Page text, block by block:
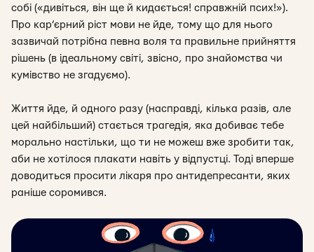
собі («дивіться, він ще й кидається! справжній псих!»).
Про кар’єрний ріст мови не йде, тому що для нього
зазвичай потрібна певна воля та правильне прийняття
рішень (в ідеальному світі, звісно, про знайомства чи
кумівство не згадуємо).
Життя йде, й одного разу (насправді, кілька разів, але
цей найбільший) стається трагедія, яка добиває тебе
морально настільки, що ти не можеш вже зробити так,
аби не хотілося плакати навіть у відпустці. Тоді вперше
доводиться просити лікаря про антидепресанти, яких
раніше соромився.